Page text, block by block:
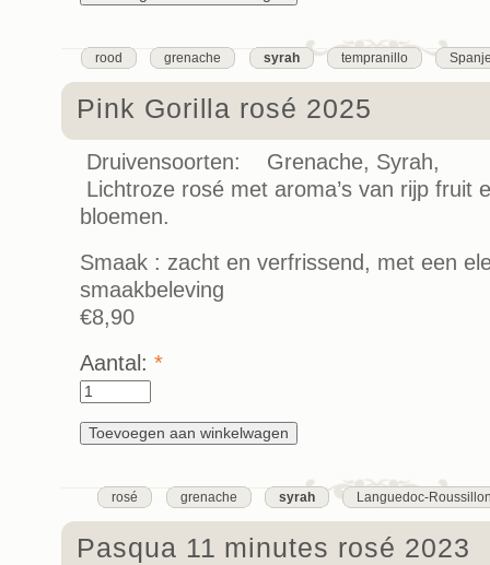
rood grenache syrah tempranillo
Pink Gorilla rosé 2025
Druivensoorten: Grenache, Syrah,
Lichtroze rosé met aroma’s van rijp fruit
bloemen.
Smaak : zacht en verfrissend, met een
smaakbeleving
€8,90
Aantal: *
rosé grenache syrah Languedoc-
Pasqua 11 minutes rosé 2023